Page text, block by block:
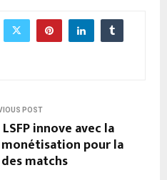
POST
innove avec la
pour la
matchs